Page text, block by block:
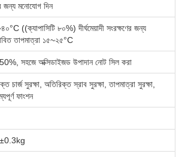
জন্য মনোযোগ দিন
((ক্যাপাসিটি ৮০%) দীর্ঘমেয়াদী সংরক্ষণের জন্য
তাপমাত্রা ১৫~২৫°C
সহজে অক্সিডাইজড উপাদান নোট সিল করা
চার্জ সুরক্ষা, অতিরিক্ত স্রাব সুরক্ষা, তাপমাত্রা সুরক্ষা,
ফাংশন